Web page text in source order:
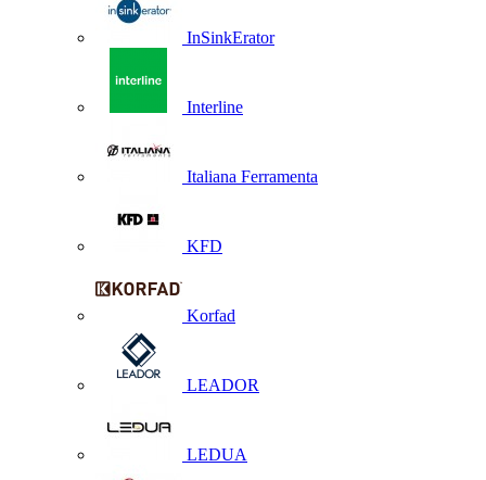
InSinkErator
Interline
Italiana Ferramenta
KFD
Korfad
LEADOR
LEDUA